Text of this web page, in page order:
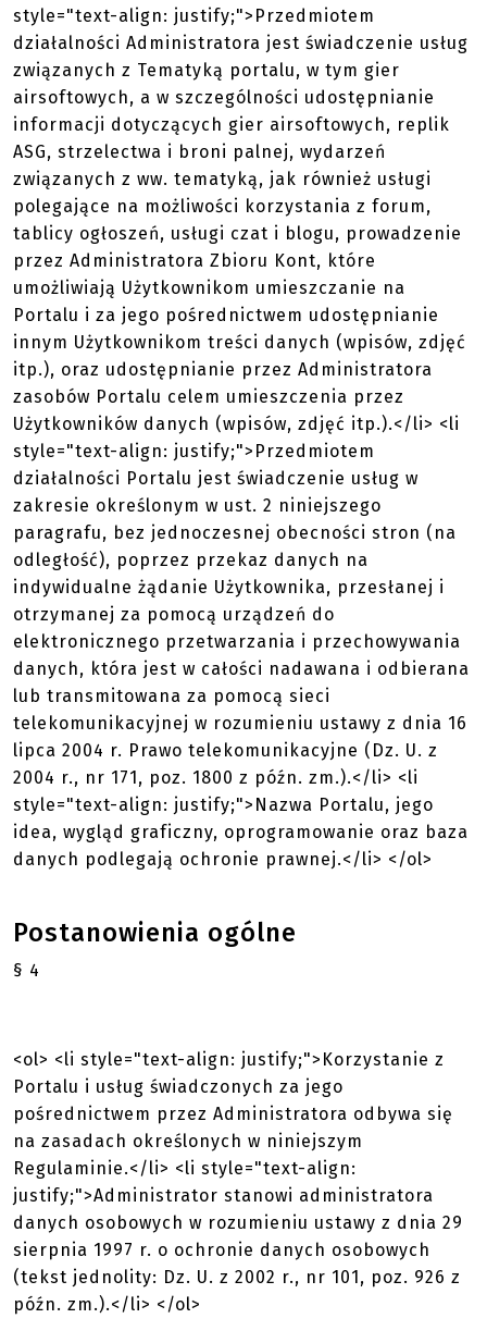
style="text-align: justify;">Przedmiotem
działalności Administratora jest świadczenie usług
związanych z Tematyką portalu, w tym gier
airsoftowych, a w szczególności udostępnianie
informacji dotyczących gier airsoftowych, replik
ASG, strzelectwa i broni palnej, wydarzeń
związanych z ww. tematyką, jak również usługi
polegające na możliwości korzystania z forum,
tablicy ogłoszeń, usługi czat i blogu, prowadzenie
przez Administratora Zbioru Kont, które
umożliwiają Użytkownikom umieszczanie na
Portalu i za jego pośrednictwem udostępnianie
innym Użytkownikom treści danych (wpisów, zdjęć
itp.), oraz udostępnianie przez Administratora
zasobów Portalu celem umieszczenia przez
Użytkowników danych (wpisów, zdjęć itp.).</li> <li
style="text-align: justify;">Przedmiotem
działalności Portalu jest świadczenie usług w
zakresie określonym w ust. 2 niniejszego
paragrafu, bez jednoczesnej obecności stron (na
odległość), poprzez przekaz danych na
indywidualne żądanie Użytkownika, przesłanej i
otrzymanej za pomocą urządzeń do
elektronicznego przetwarzania i przechowywania
danych, która jest w całości nadawana i odbierana
lub transmitowana za pomocą sieci
telekomunikacyjnej w rozumieniu ustawy z dnia 16
lipca 2004 r. Prawo telekomunikacyjne (Dz. U. z
2004 r., nr 171, poz. 1800 z późn. zm.).</li> <li
style="text-align: justify;">Nazwa Portalu, jego
idea, wygląd graficzny, oprogramowanie oraz baza
danych podlegają ochronie prawnej.</li> </ol>
Postanowienia ogólne
§ 4
<ol> <li style="text-align: justify;">Korzystanie z
Portalu i usług świadczonych za jego
pośrednictwem przez Administratora odbywa się
na zasadach określonych w niniejszym
Regulaminie.</li> <li style="text-align:
justify;">Administrator stanowi administratora
danych osobowych w rozumieniu ustawy z dnia 29
sierpnia 1997 r. o ochronie danych osobowych
(tekst jednolity: Dz. U. z 2002 r., nr 101, poz. 926 z
późn. zm.).</li> </ol>